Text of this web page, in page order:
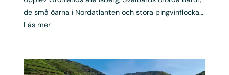
de små öarna i Nordatlanten och stora pingvinflockar
på Antarktis med Albatros Travels
Läs mer